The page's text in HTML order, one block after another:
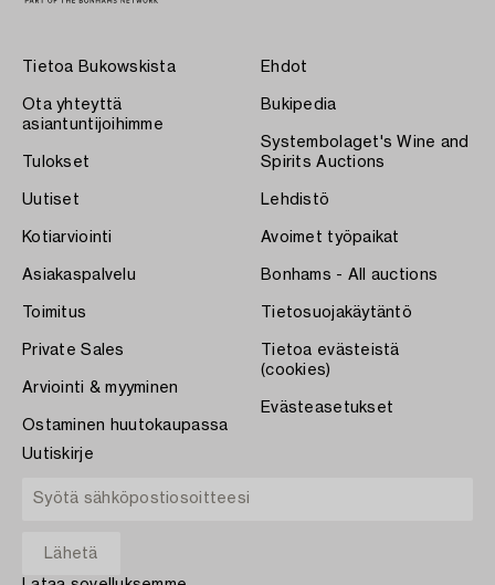
Tietoa Bukowskista
Ota yhteyttä
asiantuntijoihimme
Tulokset
Uutiset
Kotiarviointi
Asiakaspalvelu
Toimitus
Private Sales
Arviointi & myyminen
Ostaminen huutokaupassa
Ehdot
Bukipedia
Systembolaget's Wine and
Spirits Auctions
Lehdistö
Avoimet työpaikat
Bonhams - All auctions
Tietosuojakäytäntö
Tietoa evästeistä
(cookies)
Evästeasetukset
Uutiskirje